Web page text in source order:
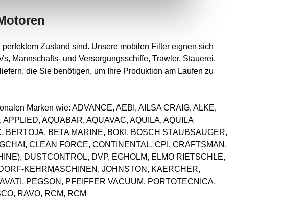
Zustand sind. Unsere mobilen Filter eignen sich
Mannschafts- und Versorgungsschiffe, Trawler, Stauerei,
die Sie benötigen, um Ihre Produktion am Laufen zu
Marken wie: ADVANCE, AEBI, AILSA CRAIG, ALKE,
AQUABAR, AQUAVAC, AQUILA, AQUILA
BETA MARINE, BOKI, BOSCH STAUBSAUGER,
CLEAN FORCE, CONTINENTAL, CPI, CRAFTSMAN,
DUSTCONTROL, DVP, EGHOLM, ELMO RIETSCHLE,
KEHRMASCHINEN, JOHNSTON, KAERCHER,
PEGSON, PFEIFFER VACUUM, PORTOTECNICA,
RAVO, RCM, RCM